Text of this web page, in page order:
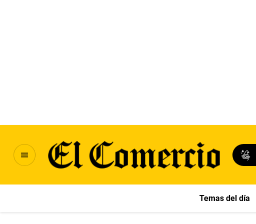
Temas del día